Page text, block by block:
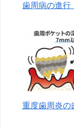
歯周病の進行
重度歯周炎の